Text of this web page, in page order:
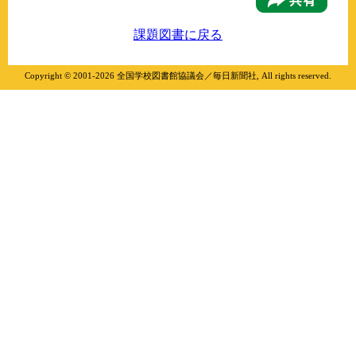
課題図書に戻る
Copyright © 2001-2026 全国学校図書館協議会／毎日新聞社, All rights reserved.